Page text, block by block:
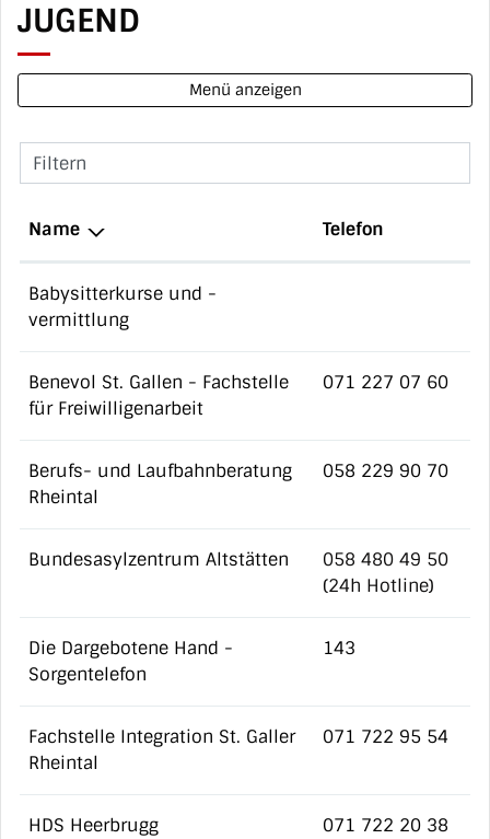
JUGEND
Menü anzeigen
Filtern
Name Telefon
Babysitterkurse und -
vermittlung
Benevol St. Gallen - Fachstelle
für Freiwilligenarbeit
071 227 07 60
Berufs- und Laufbahnberatung
Rheintal
058 229 90 70
Bundesasylzentrum Altstätten
058 480 49 50
(24h Hotline)
Die Dargebotene Hand -
Sorgentelefon
143
Fachstelle Integration St. Galler
Rheintal
071 722 95 54
HDS Heerbrugg 071 722 20 38